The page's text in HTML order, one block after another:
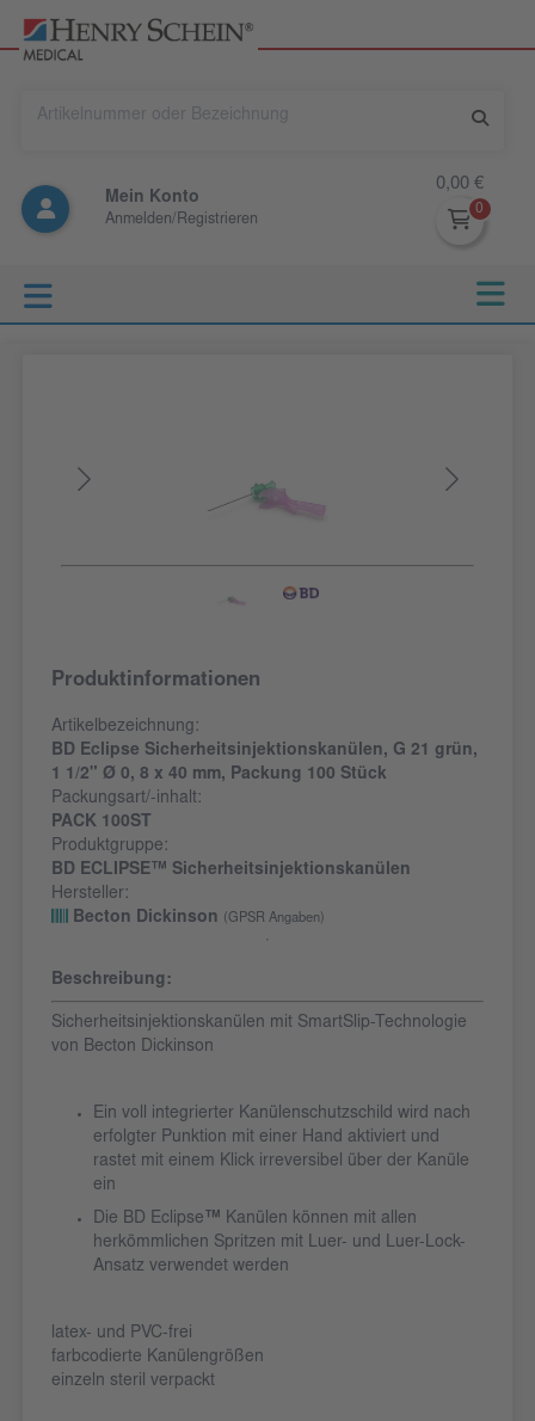
Mein Konto
Anmelden/Registrieren
0,00 €
Produktinformationen
Artikelbezeichnung:
BD Eclipse Sicherheitsinjektionskanülen, G 21 grün,
1 1/2" Ø 0, 8 x 40 mm, Packung 100 Stück
Packungsart/-inhalt:
PACK 100ST
Produktgruppe:
BD ECLIPSE™ Sicherheitsinjektionskanülen
Hersteller:
Becton Dickinson
(GPSR Angaben)
Beschreibung:
Sicherheitsinjektionskanülen mit SmartSlip-Technologie
von Becton Dickinson
Ein voll integrierter Kanülenschutzschild wird nach
erfolgter Punktion mit einer Hand aktiviert und
rastet mit einem Klick irreversibel über der Kanüle
ein
Die BD Eclipse ™ Kanülen können mit allen
herkömmlichen Spritzen mit Luer- und Luer-Lock-
Ansatz verwendet werden
latex- und PVC-frei
farbcodierte Kanülengrößen
einzeln steril verpackt